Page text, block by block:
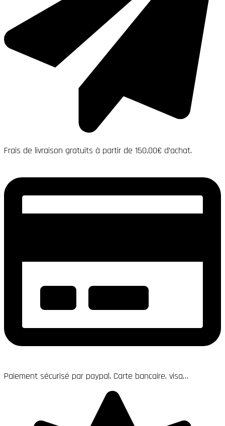
Frais de livraison gratuits à partir de 150,00€ d’achat.
Paiement sécurisé par paypal, Carte bancaire, visa…